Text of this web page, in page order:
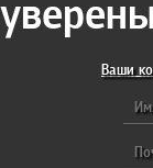
Ваши